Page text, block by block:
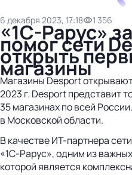
6 декабря 2023, 17:18 1 356
«1С-Рарус»
помог сети
открыть
магазины
Магазины Desport
2023 г. Desport представит
35 магазинах по всей
в Московской области.
В качестве ИТ-партнера
«1С‑Рарус», одним из
которой является